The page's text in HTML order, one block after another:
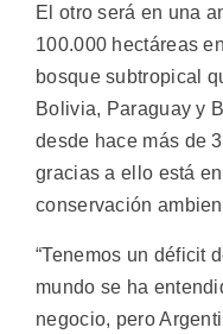
El otro será en una
100.000 hectáreas
bosque subtropical
Bolivia, Paraguay y
desde hace más de
gracias a ello está
conservación
“Tenemos un déficit
mundo se ha
negocio, pero